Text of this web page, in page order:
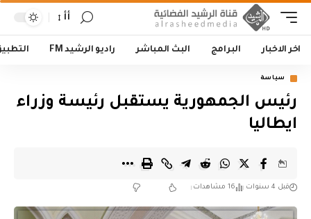
أأ
اخر الاخبار البرامج البث المباشر راديو الرشيد FM
سياسة
رئيس الجمهورية يستقبل رئيسة وزراء
ايطاليا
قبل 4 سنوات 16 مشاهدات